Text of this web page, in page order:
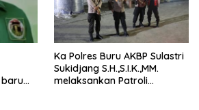
baru
Ka Polres Buru AKBP Sulastri
Sukidjang S.H.,S.I.K.,MM.
melaksankan Patroli